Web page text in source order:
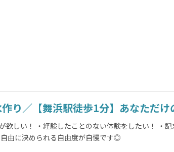
り／【舞浜駅徒歩1分】あなただ
欲しい！ ・経験したことのない体験をしたい！ ・
由に決められる自由度が自慢です◎